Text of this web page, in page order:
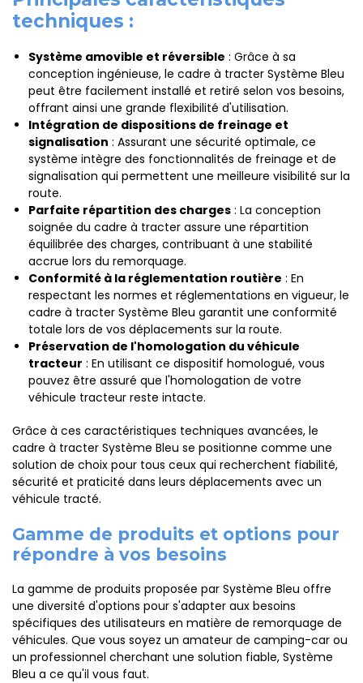
techniques :
Système amovible et réversible : Grâce à sa
conception ingénieuse, le cadre à tracter Système Bleu
peut être facilement installé et retiré selon vos besoins,
offrant ainsi une grande flexibilité d'utilisation.
Intégration de dispositions de freinage et
signalisation : Assurant une sécurité optimale, ce
système intègre des fonctionnalités de freinage et de
signalisation qui permettent une meilleure visibilité sur la
route.
Parfaite répartition des charges : La conception
soignée du cadre à tracter assure une répartition
équilibrée des charges, contribuant à une stabilité
accrue lors du remorquage.
Conformité à la réglementation routière : En
respectant les normes et réglementations en vigueur, le
cadre à tracter Système Bleu garantit une conformité
totale lors de vos déplacements sur la route.
Préservation de l'homologation du véhicule
tracteur : En utilisant ce dispositif homologué, vous
pouvez être assuré que l'homologation de votre
véhicule tracteur reste intacte.
Grâce à ces caractéristiques techniques avancées, le
cadre à tracter Système Bleu se positionne comme une
solution de choix pour tous ceux qui recherchent fiabilité,
sécurité et praticité dans leurs déplacements avec un
véhicule tracté.
Gamme de produits et options pour
répondre à vos besoins
La gamme de produits proposée par Système Bleu offre
une diversité d'options pour s'adapter aux besoins
spécifiques des utilisateurs en matière de remorquage de
véhicules. Que vous soyez un amateur de camping-car ou
un professionnel cherchant une solution fiable, Système
Bleu a ce qu'il vous faut.